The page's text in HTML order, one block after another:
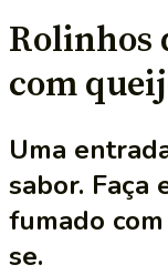
Rolinhos
com
Uma
sabor. Faça
fumado
se.